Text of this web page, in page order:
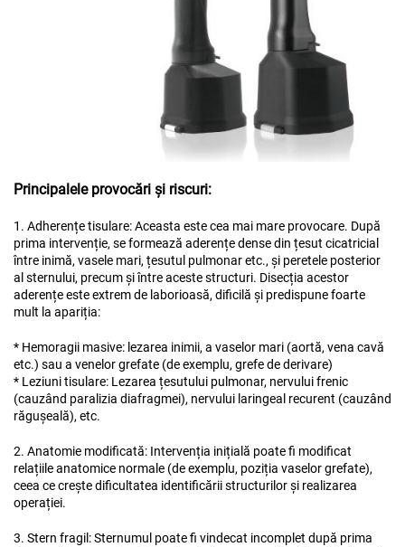
Principalele provocări și riscuri:
1. Adherențe tisulare: Aceasta este cea mai mare provocare. După
prima intervenție, se formează aderențe dense din țesut cicatricial
între inimă, vasele mari, țesutul pulmonar etc., și peretele posterior
al sternului, precum și între aceste structuri. Disecția acestor
aderențe este extrem de laborioasă, dificilă și predispune foarte
mult la apariția:
* Hemoragii masive: lezarea inimii, a vaselor mari (aortă, vena cavă
etc.) sau a venelor grefate (de exemplu, grefe de derivare)
* Leziuni tisulare: Lezarea țesutului pulmonar, nervului frenic
(cauzând paralizia diafragmei), nervului laringeal recurent (cauzând
răgușeală), etc.
2. Anatomie modificată: Intervenția inițială poate fi modificat
relațiile anatomice normale (de exemplu, poziția vaselor grefate),
ceea ce crește dificultatea identificării structurilor și realizarea
operației.
3. Stern fragil: Sternumul poate fi vindecat incomplet după prima